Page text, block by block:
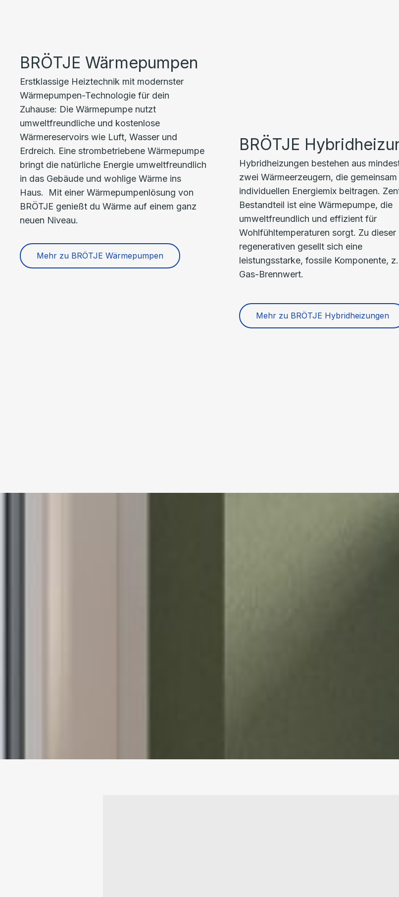
BRÖTJE Wärmepumpen
Erstklassige Heiztechnik mit modernster
Wärmepumpen-Technologie für dein
Zuhause: Die Wärmepumpe nutzt
umweltfreundliche und kostenlose
Wärmereservoirs wie Luft, Wasser und
Erdreich. Eine strombetriebene Wärmepumpe
bringt die natürliche Energie umweltfreundlich
in das Gebäude und wohlige Wärme ins
Haus. Mit einer Wärmepumpenlösung von
BRÖTJE genießt du Wärme auf einem ganz
neuen Niveau.
Mehr zu BRÖTJE Wärmepumpen
BRÖTJE
Hybridheizungen bestehen aus
zwei Wärmeerzeugern, die gemeinsam
individuellen Energiemix beitragen.
Bestandteil ist eine Wärmepumpe, die
umweltfreundlich und effizient für
Wohlfühltemperaturen sorgt. Zu dieser
regenerativen gesellt sich eine
leistungsstarke, fossile Komponente,
Gas-Brennwert.
Mehr zu BRÖTJE Hybridheizungen